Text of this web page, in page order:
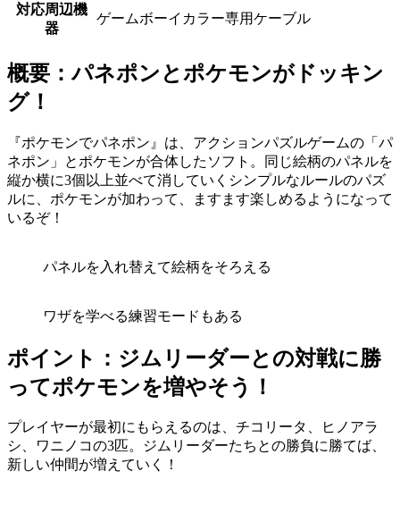
対応周辺機
器
ゲームボーイカラー専用ケーブル
概要：パネポンとポケモンがドッキン
グ！
『ポケモンでパネポン』は、アクションパズルゲームの「パ
ネポン」とポケモンが合体したソフト。同じ絵柄のパネルを
縦か横に3個以上並べて消していくシンプルなルールのパズ
ルに、ポケモンが加わって、ますます楽しめるようになって
いるぞ！
パネルを入れ替えて絵柄をそろえる
ワザを学べる練習モードもある
ポイント：ジムリーダーとの対戦に勝
ってポケモンを増やそう！
プレイヤーが最初にもらえるのは、チコリータ、ヒノアラ
シ、ワニノコの3匹。ジムリーダーたちとの勝負に勝てば、
新しい仲間が増えていく！